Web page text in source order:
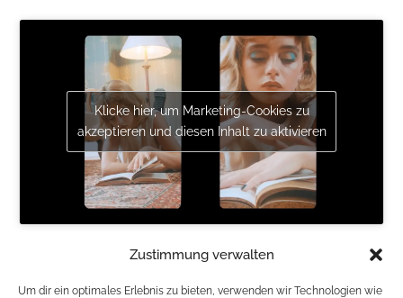
Zustimmung verwalten
Um dir ein optimales Erlebnis zu bieten, verwenden wir Technologien wie
Klicke hier, um Marketing-Cookies zu
akzeptieren und diesen Inhalt zu aktivieren
PRÄSENTIERT VON BAR`N EVENT GMBH
VVK 20 € / Einlass 19:00